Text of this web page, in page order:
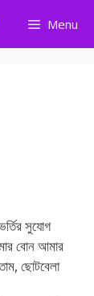
Menu
সুযোগ
বোন আমার
ছোটবেলা